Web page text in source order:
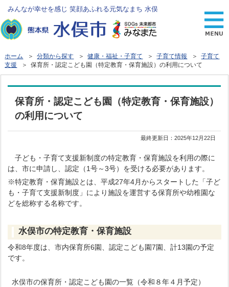
みんなが幸せを感じ 笑顔あふれる元気なまち 水俣
ホーム ＞分類から探す ＞健康・福祉・子育て ＞子育て情報 ＞子育て
支援
＞ 保育所・認定こども園（特定教育・保育施設）の利用について
保育所・認定こども園（特定教育・保育施設）
の利用について
最終更新日：2025年12月22日
子ども・子育て支援新制度の特定教育・保育施設を利用の際に
は、市に申請し、認定（1号～3号）を受ける必要があります。
※特定教育・保育施設とは、平成27年4月からスタートした「子ど
も・子育て支援新制度」により施設を運営する保育所や幼稚園な
どを総称する名称です。
水俣市の特定教育・保育施設
令和8年度は、市内保育所6園、認定こども園7園、計13園の予定
です。
水俣市の保育所・認定こども園の一覧（令和８年４月予定）